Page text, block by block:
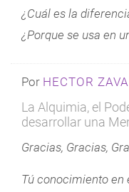
¿Cuál es la
¿Porque se usa en
Por HECTOR
La Alquimia, el
desarrollar una
Gracias, Gracias,
Tú conocimiento en